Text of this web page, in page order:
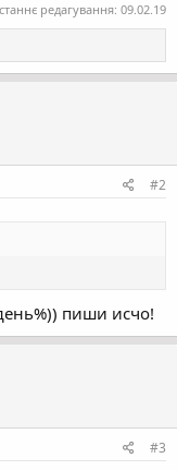
редагування: 09.02.19
#2
пиши исчо!
#3